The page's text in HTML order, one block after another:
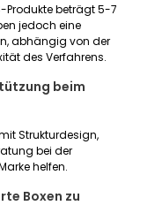
Produkte beträgt 5-7
jedoch eine
abhängig von der
des Verfahrens.
beim
Strukturdesign,
bei der
helfen.
Boxen zu